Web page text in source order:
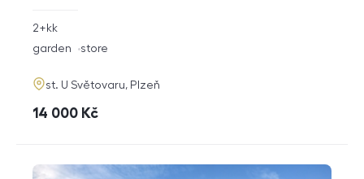
rozměry
2+kk
funkce
garden store
adresa
st. U Světovaru, Plzeň
cena
14 000 Kč